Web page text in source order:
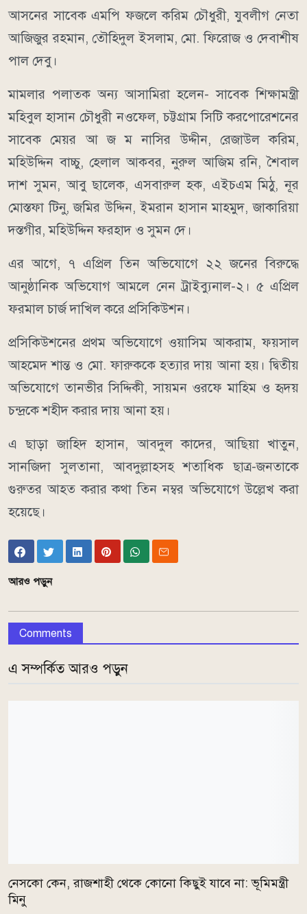
আসনের সাবেক এমপি ফজলে করিম চৌধুরী, যুবলীগ নেতা
আজিজুর রহমান, তৌহিদুল ইসলাম, মো. ফিরোজ ও দেবাশীষ
পাল দেবু।
মামলার পলাতক অন্য আসামিরা হলেন- সাবেক শিক্ষামন্ত্রী
মহিবুল হাসান চৌধুরী নওফেল, চট্টগ্রাম সিটি করপোরেশনের
সাবেক মেয়র আ জ ম নাসির উদ্দীন, রেজাউল করিম,
মহিউদ্দিন বাচ্চু, হেলাল আকবর, নুরুল আজিম রনি, শৈবাল
দাশ সুমন, আবু ছালেক, এসবারুল হক, এইচএম মিঠু, নূর
মোস্তফা টিনু, জমির উদ্দিন, ইমরান হাসান মাহমুদ, জাকারিয়া
দস্তগীর, মহিউদ্দিন ফরহাদ ও সুমন দে।
এর আগে, ৭ এপ্রিল তিন অভিযোগে ২২ জনের বিরুদ্ধে
আনুষ্ঠানিক অভিযোগ আমলে নেন ট্রাইব্যুনাল-২। ৫ এপ্রিল
ফরমাল চার্জ দাখিল করে প্রসিকিউশন।
প্রসিকিউশনের প্রথম অভিযোগে ওয়াসিম আকরাম, ফয়সাল
আহমেদ শান্ত ও মো. ফারুককে হত্যার দায় আনা হয়। দ্বিতীয়
অভিযোগে তানভীর সিদ্দিকী, সায়মন ওরফে মাহিম ও হৃদয়
চন্দ্রকে শহীদ করার দায় আনা হয়।
এ ছাড়া জাহিদ হাসান, আবদুল কাদের, আছিয়া খাতুন,
সানজিদা সুলতানা, আবদুল্লাহসহ শতাধিক ছাত্র-জনতাকে
গুরুতর আহত করার কথা তিন নম্বর অভিযোগে উল্লেখ করা
হয়েছে।
আরও পড়ুন
Comments
এ সম্পর্কিত আরও পড়ুন
নেসকো কেন, রাজশাহী থেকে কোনো কিছুই যাবে না: ভূমিমন্ত্রী
মিনু